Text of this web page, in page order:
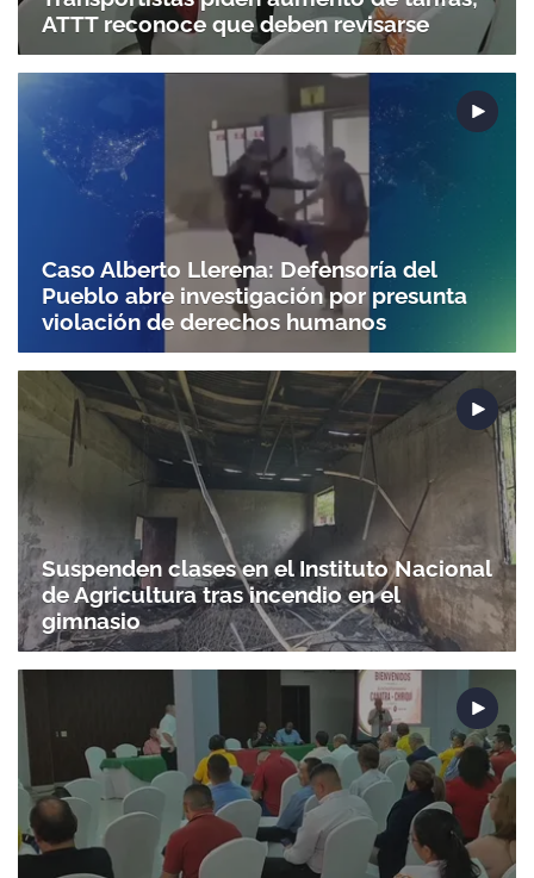
Gracias por suscribirte a nuestro boletín.
ACEPTAR
ATTT reconoce que deben revisarse
Caso Alberto Llerena: Defensoría del
Pueblo abre investigación por presunta
violación de derechos humanos
Suspenden clases en el Instituto Nacional
de Agricultura tras incendio en el
gimnasio